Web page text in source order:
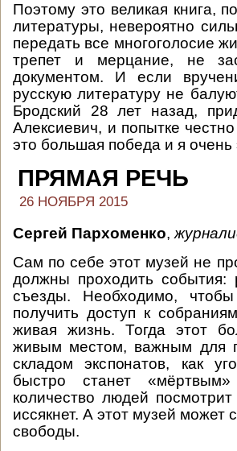
Поэтому это великая книга,
литературы, невероятно
передать все многоголосие
трепет и мерцание, не
документом. И если
русскую литературу не
Бродский 28 лет назад,
Алексиевич, и попытке
это большая победа и я очень
ПРЯМАЯ РЕЧЬ
26 НОЯБРЯ 2015
Сергей Пархоменко,
Сам по себе этот музей не
должны проходить события:
съезды. Необходимо,
получить доступ к
живая жизнь. Тогда этот
живым местом, важным для
складом экспонатов, как
быстро станет
количество людей
иссякнет. А этот музей
свободы.